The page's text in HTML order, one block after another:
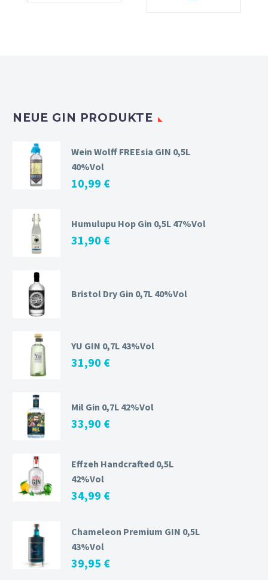
NEUE GIN PRODUKTE
Wein Wolff FREEsia GIN 0,5L
40%Vol
10,99 €
Humulupu Hop Gin 0,5L 47%Vol
31,90 €
Bristol Dry Gin 0,7L 40%Vol
YU GIN 0,7L 43%Vol
31,90 €
Mil Gin 0,7L 42%Vol
33,90 €
Effzeh Handcrafted 0,5L
42%Vol
34,99 €
Chameleon Premium GIN 0,5L
43%Vol
39,95 €